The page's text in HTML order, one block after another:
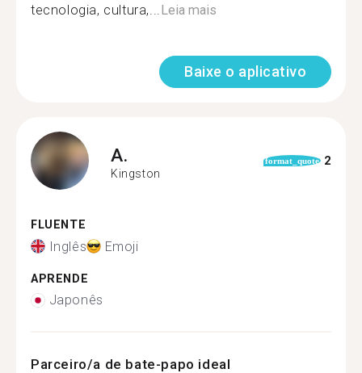
tecnologia, cultura,...Leia mais
Baixe o aplicativo
A.
Kingston
format_quote 2
FLUENTE
Inglês Emoji
APRENDE
Japonês
Parceiro/a de bate-papo ideal